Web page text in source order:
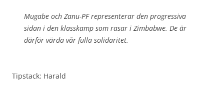
Mugabe och Zanu-PF representerar den progressiva
sidan i den klasskamp som rasar i Zimbabwe. De är
därför värda vår fulla solidaritet.
Tipstack: Harald